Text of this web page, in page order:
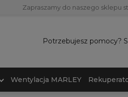
Zapraszamy do naszego sklepu
Potrzebujesz pomocy?
Wentylacja MARLEY